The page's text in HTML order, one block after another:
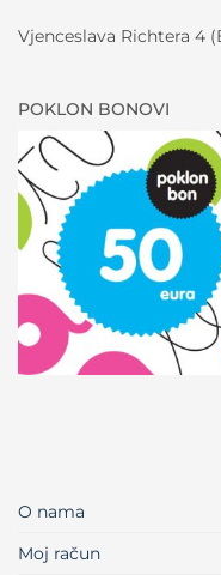
Vjenceslava Richtera 4
POKLON BONOVI
O nama
Moj račun